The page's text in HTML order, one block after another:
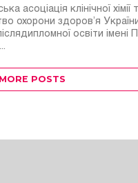
асоціація клінічної
охорони здоров’я
освіти
MORE POSTS